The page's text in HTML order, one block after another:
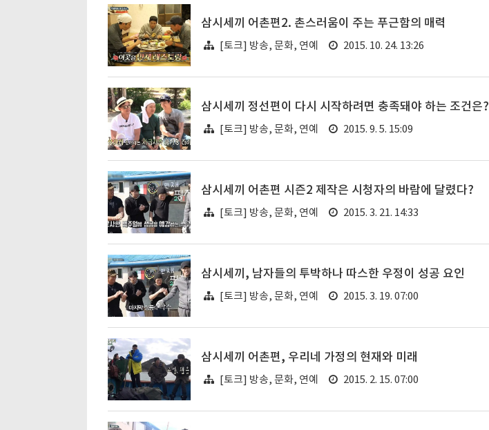
삼시세끼 어촌편2. 촌스러움이 주는 푸근함의 매력
[토크] 방송, 문화, 연예 2015. 10. 24. 13:26
삼시세끼 정선편이 다시 시작하려면 충족돼야 하는 조건은?
[토크] 방송, 문화, 연예 2015. 9. 5. 15:09
삼시세끼 어촌편 시즌2 제작은 시청자의 바람에 달렸다?
[토크] 방송, 문화, 연예 2015. 3. 21. 14:33
삼시세끼, 남자들의 투박하나 따스한 우정이 성공 요인
[토크] 방송, 문화, 연예 2015. 3. 19. 07:00
삼시세끼 어촌편, 우리네 가정의 현재와 미래
[토크] 방송, 문화, 연예 2015. 2. 15. 07:00